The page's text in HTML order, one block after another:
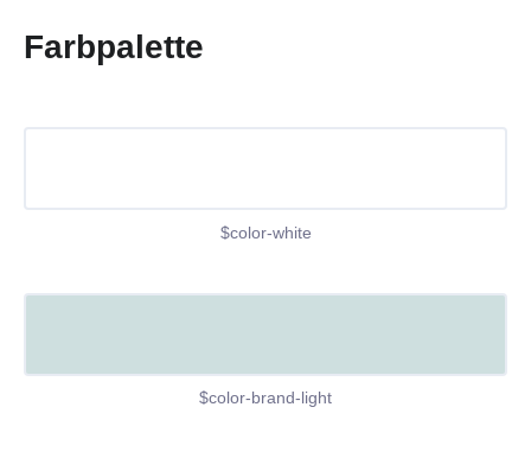
Farbpalette
$color-white
$color-brand-light